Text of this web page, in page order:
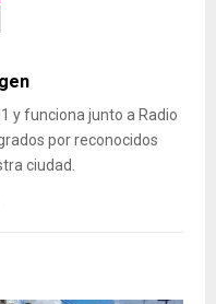
y funciona junto a Radio
por reconocidos
ciudad.